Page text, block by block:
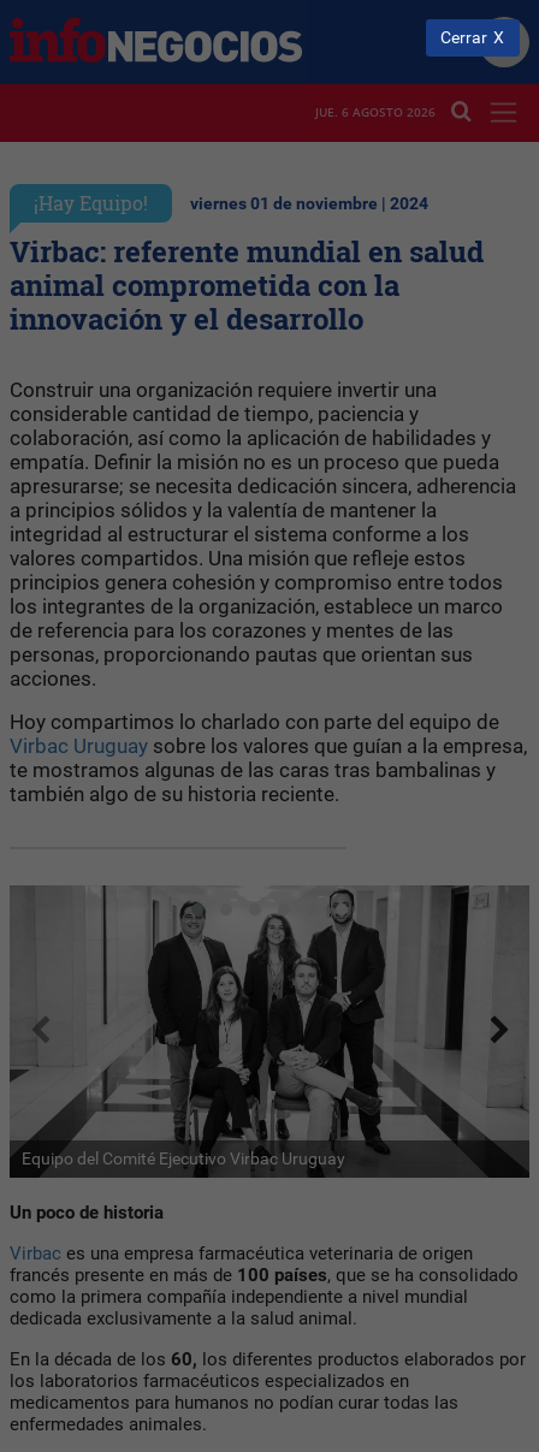
JUE. 6 AGOSTO 2026
¡Hay Equipo! viernes 01 de noviembre | 2024
Virbac: referente mundial en salud
animal comprometida con la
innovación y el desarrollo
Construir una organización requiere invertir una
considerable cantidad de tiempo, paciencia y
colaboración, así como la aplicación de habilidades y
empatía. Definir la misión no es un proceso que pueda
apresurarse; se necesita dedicación sincera, adherencia
a principios sólidos y la valentía de mantener la
integridad al estructurar el sistema conforme a los
valores compartidos. Una misión que refleje estos
principios genera cohesión y compromiso entre todos
los integrantes de la organización, establece un marco
de referencia para los corazones y mentes de las
personas, proporcionando pautas que orientan sus
acciones.
Hoy compartimos lo charlado con parte del equipo de
Virbac Uruguay sobre los valores que guían a la empresa,
te mostramos algunas de las caras tras bambalinas y
también algo de su historia reciente.
Equipo del Comité Ejecutivo Virbac Uruguay
Un poco de historia
Virbac es una empresa farmacéutica veterinaria de origen
francés presente en más de 100 países, que se ha consolidado
como la primera compañía independiente a nivel mundial
dedicada exclusivamente a la salud animal.
En la década de los 60, los diferentes productos elaborados por
los laboratorios farmacéuticos especializados en
medicamentos para humanos no podían curar todas las
enfermedades animales.
Cerrar